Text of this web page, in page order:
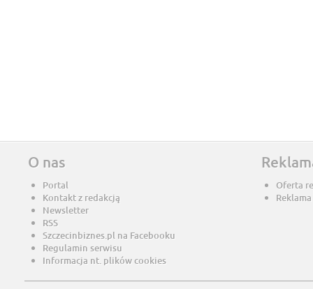
O nas
Portal
Kontakt z redakcją
Newsletter
RSS
Szczecinbiznes.pl na Facebooku
Regulamin serwisu
Informacja nt. plików cookies
Oferta